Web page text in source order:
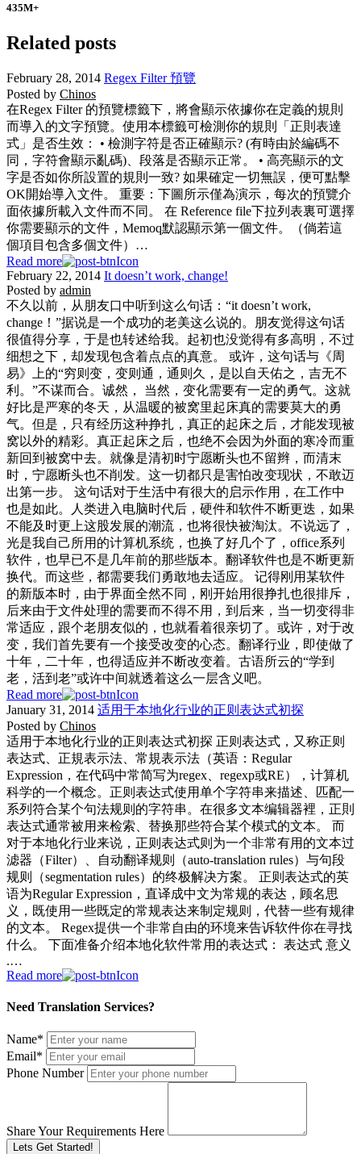
435M+
Related posts
February 28, 2014 Regex Filter 預覽
Posted by Chinos
在Regex Filter 的預覽標籤下，將會顯示依據你在定義的規則
而導入的文字預覽。使用本標籤可檢測你的規則「正則表達
式」是否生效： • 檢測字符是否正確顯示? (有時由於編碼不
同，字符會顯示亂碼)、段落是否顯示正常。 • 高亮顯示的文
字是否如你所設置的規則一致? 如果確定一切無誤，便可點擊
OK開始導入文件。 重要：下圖所示僅為演示，每次的預覽介
面依據所載入文件而不同。 在 Reference file下拉列表裏可選擇
你需要顯示的文件，Memoq默認顯示第一個文件。（倘若這
個項目包含多個文件）…
Read more
February 22, 2014 It doesn’t work, change!
Posted by admin
不久以前，从朋友口中听到这么句话：“it doesn’t work,
change！”据说是一个成功的老美这么说的。朋友觉得这句话
很值得分享，于是也转述给我。起初也没觉得有多高明，不过
细想之下，却发现包含着点点的真意。 或许，这句话与《周
易》上的“穷则变，变则通，通则久，是以自天佑之，吉无不
利。”不谋而合。诚然， 当然，变化需要有一定的勇气。这就
好比是严寒的冬天，从温暖的被窝里起床真的需要莫大的勇
气。但是，只有经历这种挣扎，真正的起床之后，才能发现被
窝以外的精彩。真正起床之后，也绝不会因为外面的寒冷而重
新回到被窝中去。就像是清初时宁愿断头也不留辫，而清末
时，宁愿断头也不削发。这一切都只是害怕改变现状，不敢迈
出第一步。 这句话对于生活中有很大的启示作用，在工作中
也是如此。人类进入电脑时代后，硬件和软件不断更迭，如果
不能及时更上这股发展的潮流，也将很快被淘汰。不说远了，
光是我自己所用的计算机系统，也换了好几个了，office系列
软件，也早已不是几年前的那些版本。翻译软件也是不断更新
换代。而这些，都需要我们勇敢地去适应。 记得刚用某软件
的新版本时，由于界面全然不同，刚开始用很挣扎也很排斥，
后来由于文件处理的需要而不得不用，到后来，当一切变得非
常适应，跟个老朋友似的，也就看着很亲切了。或许，对于改
变，我们首先要有一个接受改变的心态。翻译行业，即使做了
十年，二十年，也得适应并不断改变着。古语所云的“学到
老，活到老”或许中间就透着这么一层含义吧。
Read more
January 31, 2014 适用于本地化行业的正则表达式初探
Posted by Chinos
适用于本地化行业的正则表达式初探 正则表达式，又称正则
表达式、正規表示法、常規表示法（英语：Regular
Expression，在代码中常简写为regex、regexp或RE），计算机
科学的一个概念。正则表达式使用单个字符串来描述、匹配一
系列符合某个句法规则的字符串。在很多文本编辑器裡，正則
表达式通常被用来检索、替换那些符合某个模式的文本。 而
对于本地化行业来说，正则表达式则为一个非常有用的文本过
滤器（Filter）、自动翻译规则（auto-translation rules）与句段
规则（segmentation rules）的终极解决方案。 正则表达式的英
语为Regular Expression，直译成中文为常规的表达，顾名思
义，既使用一些既定的常规表达来制定规则，代替一些有规律
的文本。 Regex提供一个非常自由的环境来告诉软件你在寻找
什么。 下面准备介绍本地化软件常用的表达式： 表达式 意义
.…
Read more
Need Translation Services?
Name*
Email*
Phone Number
Share Your Requirements Here